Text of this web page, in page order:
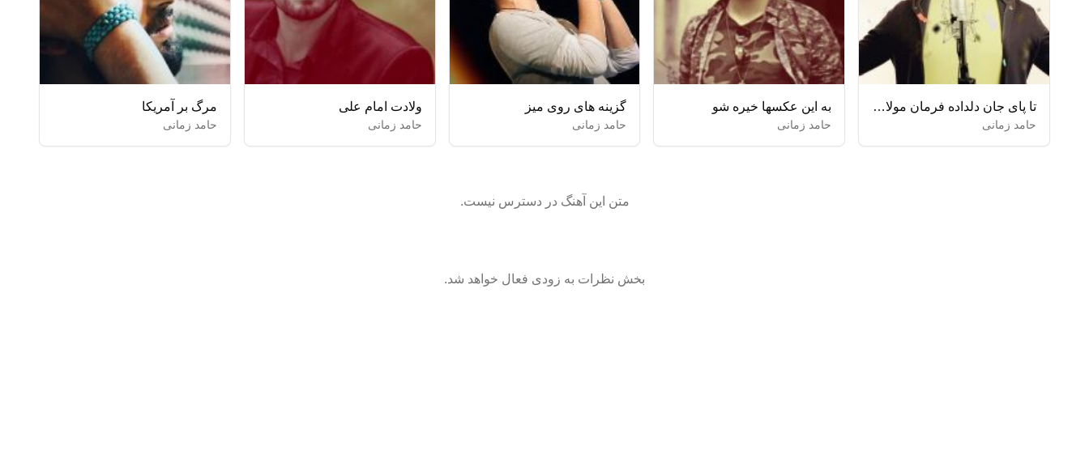
تا پای جان دلداده فرمان مولاییم
حامد زمانی
به این عکسها خیره شو
حامد زمانی
گزینه های روی میز
حامد زمانی
ولادت امام علی
حامد زمانی
مرگ بر آمریکا
حامد زمانی
متن این آهنگ در دسترس نیست.
بخش نظرات به زودی فعال خواهد شد.